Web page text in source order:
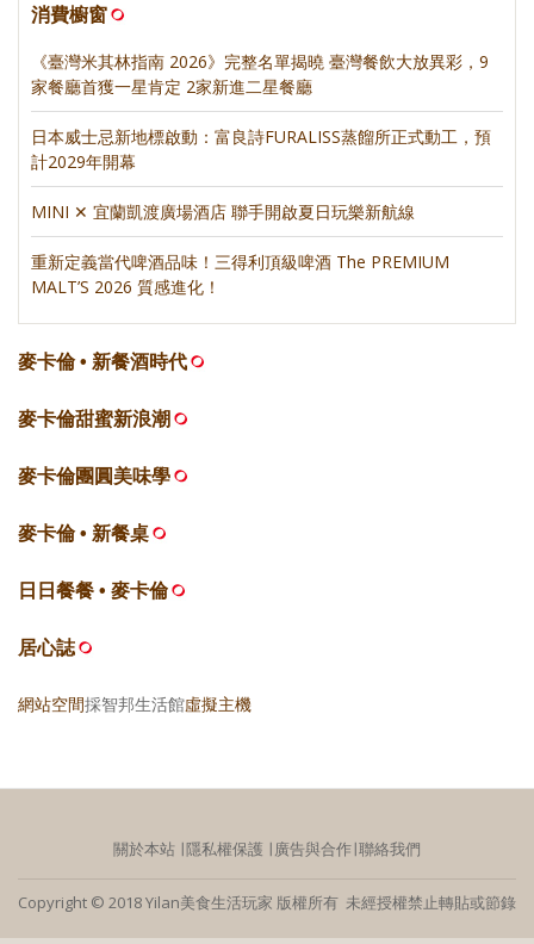
消費櫥窗
《臺灣米其林指南 2026》完整名單揭曉 臺灣餐飲大放異彩，9
家餐廳首獲一星肯定 2家新進二星餐廳
日本威士忌新地標啟動：富良詩FURALISS蒸餾所正式動工，預
計2029年開幕
MINI ✕ 宜蘭凱渡廣場酒店 聯手開啟夏日玩樂新航線
重新定義當代啤酒品味！三得利頂級啤酒 The PREMIUM
MALT’S 2026 質感進化！
麥卡倫 • 新餐酒時代
麥卡倫甜蜜新浪潮
麥卡倫團圓美味學
麥卡倫 • 新餐桌
日日餐餐 • 麥卡倫
居心誌
網站空間採智邦生活館虛擬主機
關於本站 ∣隱私權保護 ∣廣告與合作∣聯絡我們
Copyright © 2018 Yilan美食生活玩家 版權所有 未經授權禁止轉貼或節錄